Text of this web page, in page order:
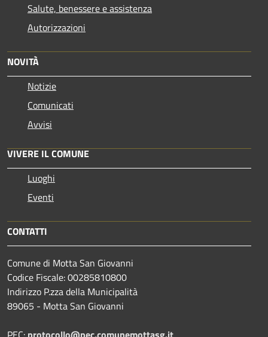
Salute, benessere e assistenza
Autorizzazioni
NOVITÀ
Notizie
Comunicati
Avvisi
VIVERE IL COMUNE
Luoghi
Eventi
CONTATTI
Comune di Motta San Giovanni
Codice Fiscale: 00285810800
Indirizzo P.zza della Municipalità
89065 - Motta San Giovanni